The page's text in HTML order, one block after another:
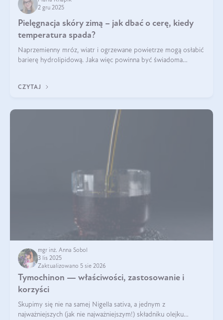
2 gru 2025
Pielęgnacja skóry zimą – jak dbać o cerę, kiedy
temperatura spada?
Naprzemienny mróz, wiatr i ogrzewane powietrze mogą osłabić
barierę hydrolipidową. Jaka więc powinna być świadoma
CZYTAJ
mgr inż. Anna Sobol
3 lis 2025
Zaktualizowano 5 sie 2026
Tymochinon — właściwości, zastosowanie i
korzyści
Skupimy się nie na samej Nigella sativa, a jednym z
najważniejszych (jak nie najważniejszym!) składniku olejku